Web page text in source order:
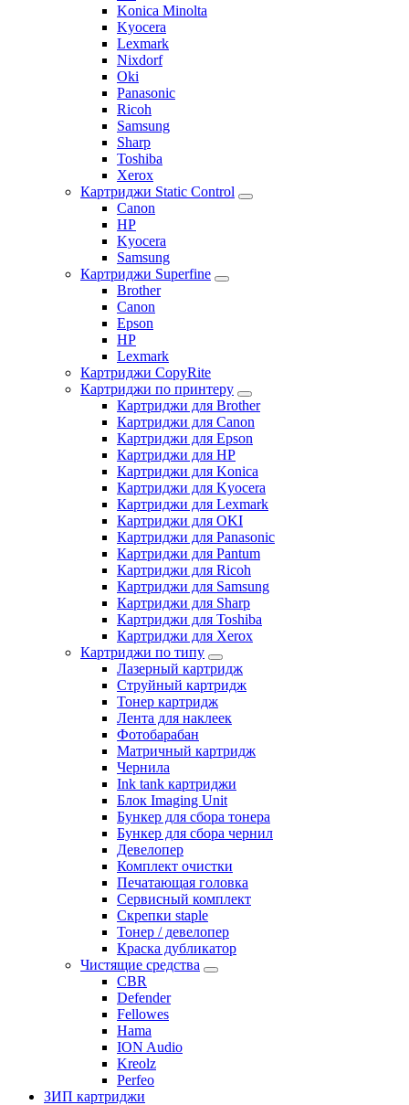
Konica Minolta
Kyocera
Lexmark
Nixdorf
Oki
Panasonic
Ricoh
Samsung
Sharp
Toshiba
Xerox
Картриджи Static Control
Canon
HP
Kyocera
Samsung
Картриджи Superfine
Brother
Canon
Epson
HP
Lexmark
Картриджи CopyRite
Картриджи по принтеру
Картриджи для Brother
Картриджи для Canon
Картриджи для Epson
Картриджи для HP
Картриджи для Konica
Картриджи для Kyocera
Картриджи для Lexmark
Картриджи для OKI
Картриджи для Panasonic
Картриджи для Pantum
Картриджи для Ricoh
Картриджи для Samsung
Картриджи для Sharp
Картриджи для Toshiba
Картриджи для Xerox
Картриджи по типу
Лазерный картридж
Струйный картридж
Тонер картридж
Лента для наклеек
Фотобарабан
Матричный картридж
Чернила
Ink tank картриджи
Блок Imaging Unit
Бункер для сбора тонера
Бункер для сбора чернил
Девелопер
Комплект очистки
Печатающая головка
Сервисный комплект
Скрепки staple
Тонер / девелопер
Краска дубликатор
Чистящие средства
CBR
Defender
Fellowes
Hama
ION Audio
Kreolz
Perfeo
ЗИП картриджи